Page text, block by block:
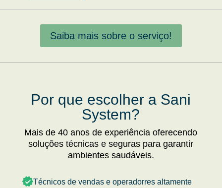
Saiba mais sobre o serviço!
Por que escolher a Sani
System?
Mais de 40 anos de experiência oferecendo
soluções técnicas e seguras para garantir
ambientes saudáveis.
Técnicos de vendas e operadorres altamente